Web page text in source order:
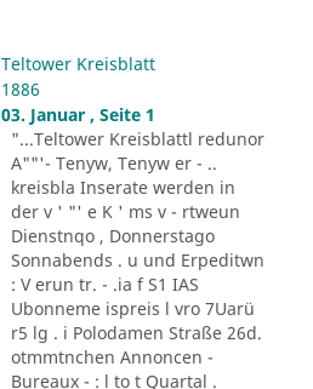
Teltower Kreisblatt
1886
03. Januar , Seite 1
"...Teltower Kreisblattl redunor
A""'- Tenyw, Tenyw er - ..
kreisbla Inserate werden in
der v ' "' e K ' ms v - rtweun
Dienstnqo , Donnerstago
Sonnabends . u und Erpeditwn
: V erun tr. - .ia f S1 IAS
Ubonneme ispreis l vro 7Uarü
r5 lg . i Polodamen Straße 26d.
otmmtnchen Annoncen -
Bureaux - : l to t Quartal .